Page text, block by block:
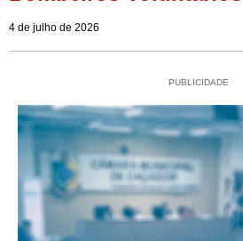
4 de julho de 2026
PUBLICIDADE